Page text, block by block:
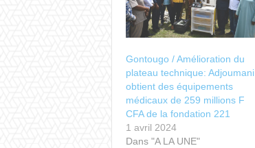
Gontougo / Amélioration du
plateau technique: Adjoumani
obtient des équipements
médicaux de 259 millions F
CFA de la fondation 221
1 avril 2024
Dans "A LA UNE"